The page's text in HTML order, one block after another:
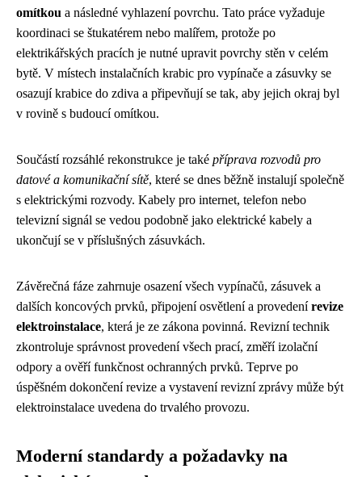
omítkou a následné vyhlazení povrchu. Tato práce vyžaduje
koordinaci se štukatérem nebo malířem, protože po
elektrikářských pracích je nutné upravit povrchy stěn v celém
bytě. V místech instalačních krabic pro vypínače a zásuvky se
osazují krabice do zdiva a připevňují se tak, aby jejich okraj byl
v rovině s budoucí omítkou.
Součástí rozsáhlé rekonstrukce je také příprava rozvodů pro
datové a komunikační sítě, které se dnes běžně instalují společně
s elektrickými rozvody. Kabely pro internet, telefon nebo
televizní signál se vedou podobně jako elektrické kabely a
ukončují se v příslušných zásuvkách.
Závěrečná fáze zahrnuje osazení všech vypínačů, zásuvek a
dalších koncových prvků, připojení osvětlení a provedenírevize
elektroinstalace, která je ze zákona povinná. Revizní technik
zkontroluje správnost provedení všech prací, změří izolační
odpory a ověří funkčnost ochranných prvků. Teprve po
úspěšném dokončení revize a vystavení revizní zprávy může být
elektroinstalace uvedena do trvalého provozu.
Moderní standardy a požadavky na